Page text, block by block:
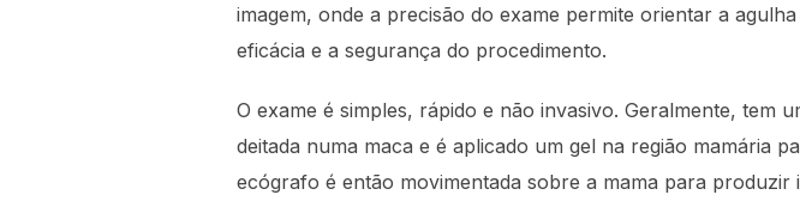
imagem, onde a precisão do exame permite orientar a
eficácia e a segurança do procedimento.
O exame é simples, rápido e não invasivo. Geralmente, tem
deitada numa maca e é aplicado um gel na região mamária
ecógrafo é então movimentada sobre a mama para produzir